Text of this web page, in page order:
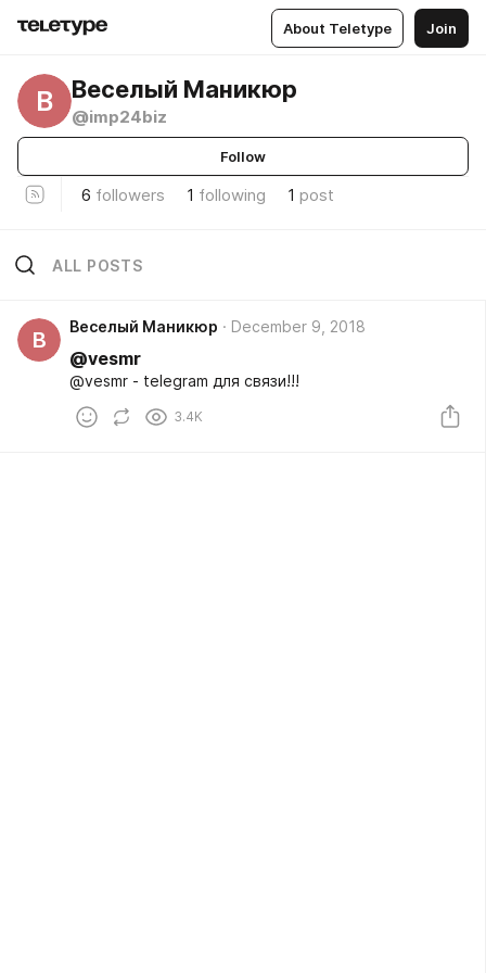
About Teletype Join
В Веселый Маникюр
@imp24biz
Follow
6 followers 1 following 1 post
ALL POSTS
В
Веселый Маникюр December 9, 2018
@vesmr
@vesmr - telegram для связи!!!
3.4K